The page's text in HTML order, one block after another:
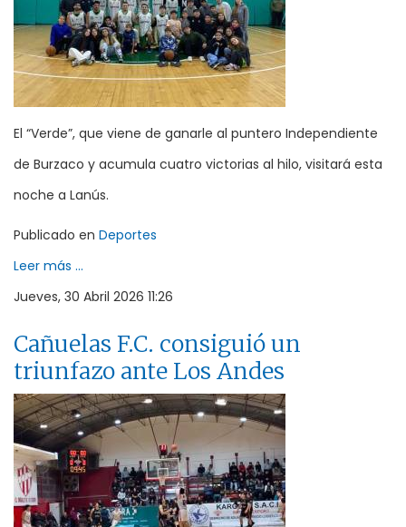
El “Verde”, que viene de ganarle al puntero Independiente
de Burzaco y acumula cuatro victorias al hilo, visitará esta
noche a Lanús.
Publicado en Deportes
Leer más ...
Jueves, 30 Abril 2026 11:26
Cañuelas F.C. consiguió un
triunfazo ante Los Andes